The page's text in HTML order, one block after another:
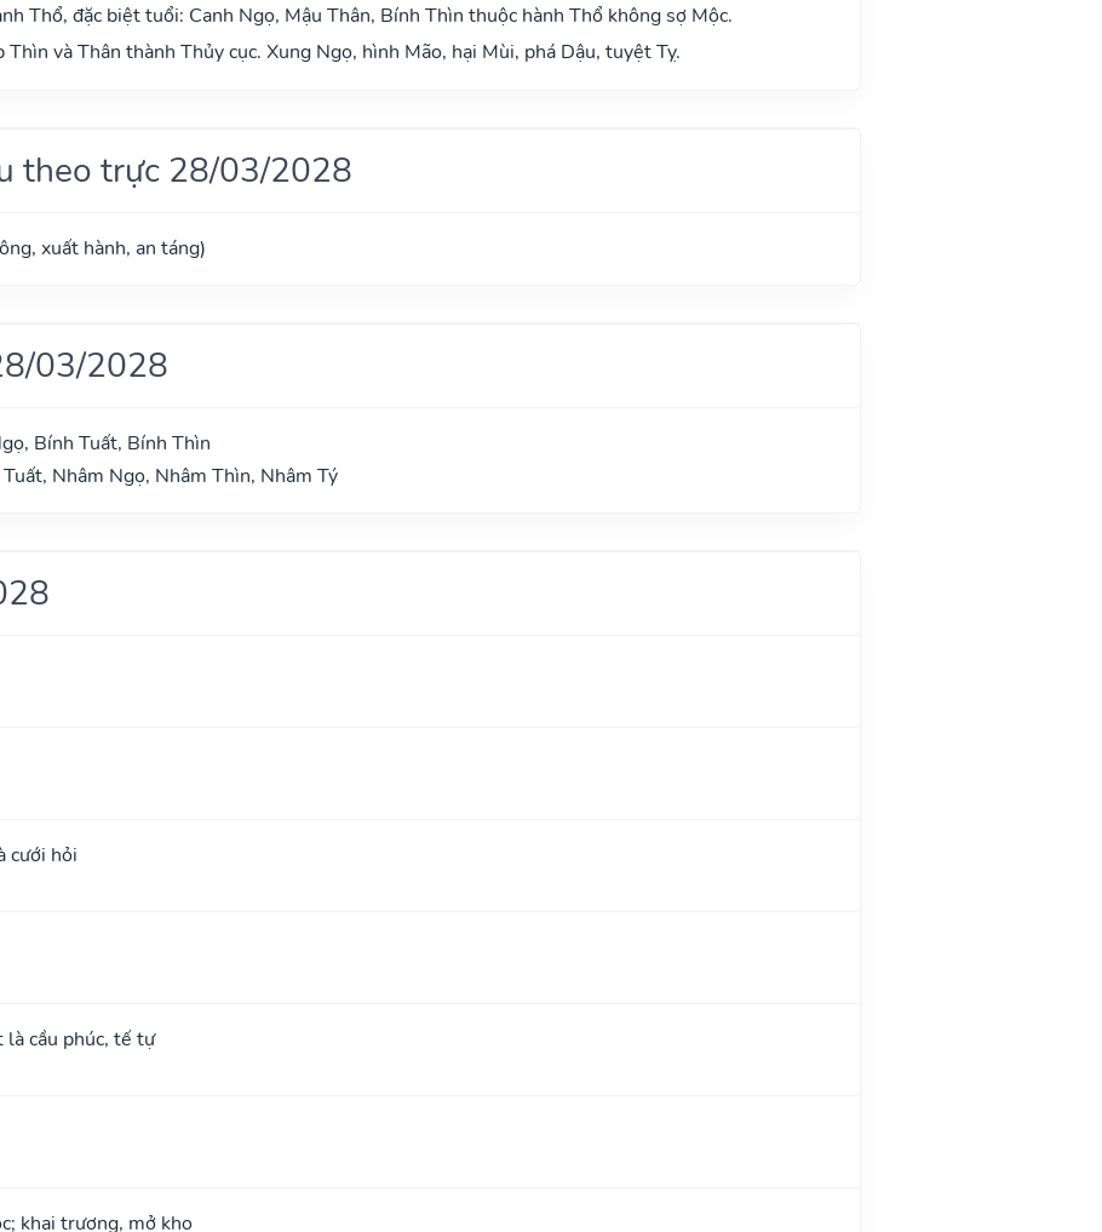
Thổ, đặc biệt tuổi: Canh Ngọ, Mậu Thân, Bính Thìn thuộc hành Thổ không sợ Mộc.
và Thân thành Thủy cục. Xung Ngọ, hình Mão, hại Mùi, phá Dậu, tuyệt Tỵ.
theo trực 28/03/2028
xuất hành, an táng)
03/2028
Bính Tuất, Bính Thìn
Nhâm Ngọ, Nhâm Thìn, Nhâm Tý
cưới hỏi
cầu phúc, tế tự
khai trương, mở kho